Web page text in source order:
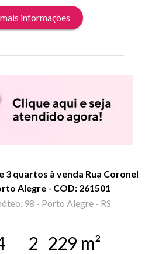
informações
3 quartos à venda Rua Coronel
Alegre - COD: 261501
98 - Porto Alegre - RS
2 229 m²